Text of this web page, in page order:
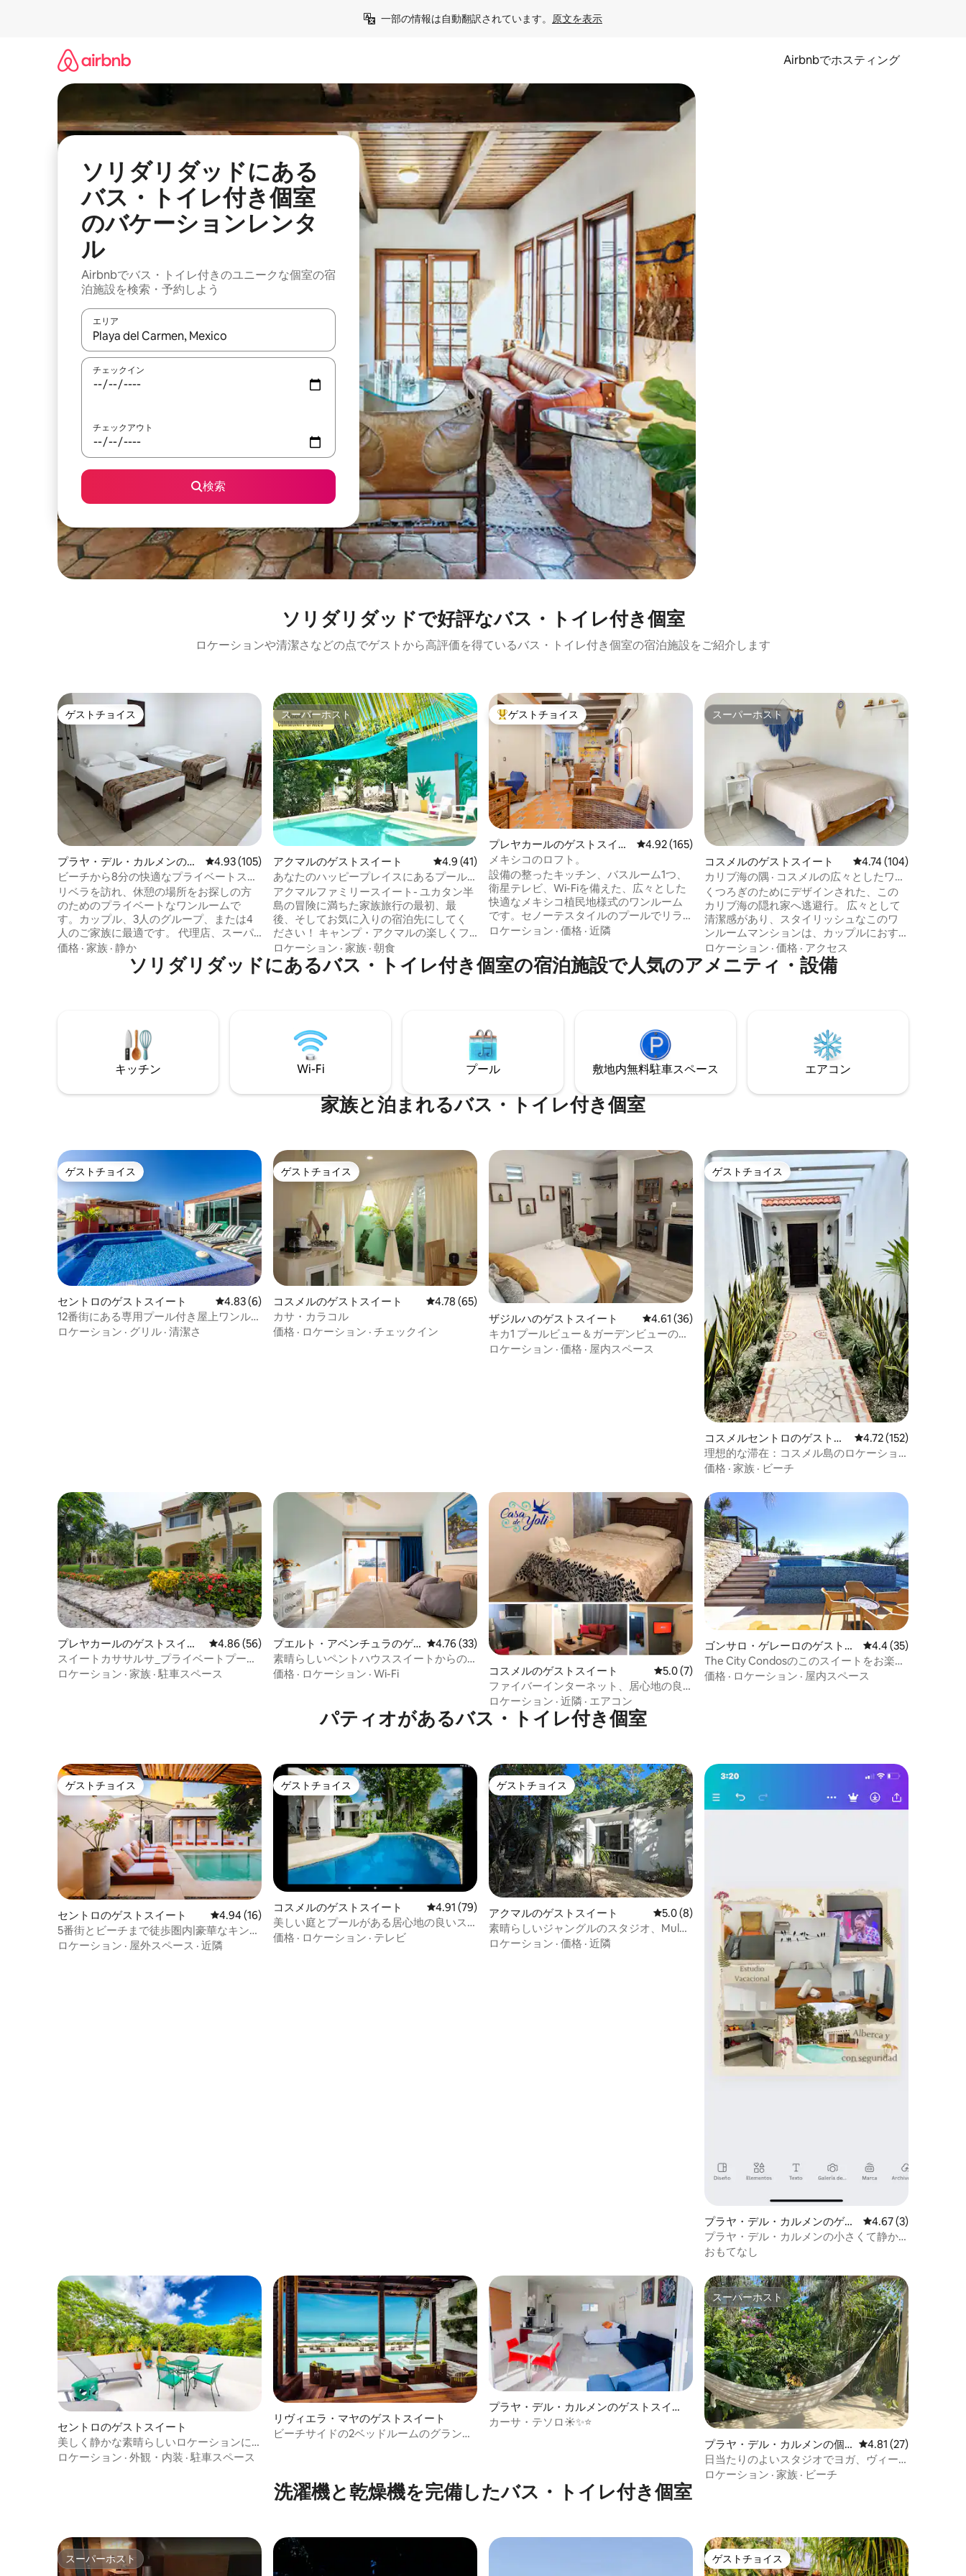
一部の情報は自動翻訳されています。 原文を表示
Airbnbでホスティング
ソリダリダッドにある
バス・トイレ付き個室
のバケーションレンタ
ル
Airbnbでバス・トイレ付きのユニークな個室の宿
泊施設を検索・予約しよう
エリア
検索結果が表示されたら、上下の矢印キーを使って移動するか、画面をタッチまたはスワイプして検索結果を確認することができます。
チェックイン
チェックアウト
検索
ソリダリダッドで好評なバス・トイレ付き個室
ロケーションや清潔さなどの点でゲストから高評価を得ているバス・トイレ付き個室の宿泊施設をご紹介します
ゲストチョイス
ゲストチョイス
プラヤ・デル・カルメンのゲ
ストスイート
レビュー105件、5つ星中4.93つ星の平均評価
4.93 (105)
ビーチから8分の快適なプライベートスタ
ジオET2
リベラを訪れ、休憩の場所をお探しの方
のためのプライベートなワンルームで
す。カップル、3人のグループ、または4
人のご家族に最適です。 代理店、スーパ
ーマーケット、ショップ、レストラン、
バー、カフェ、ビーチなどの近くの場所
まで徒歩で行くことができます。 - アベニ
スストア、400 m（5分） - 5番街、350メ
ートル（5分） - スーパーマーケット
「Chedraui Selecto」、800メートル（12
価格 · 家族 · 静か
スーパーホスト
スーパーホスト
アクマルのゲストスイート レビュー41件、5つ星中4.9つ星の平均評価
4.9 (41)
あなたのハッピープレイスにあるプール
サイドスイート！
アクマルファミリースイート- ユカタン半
島の冒険に満ちた家族旅行の最初、最
後、そしてお気に入りの宿泊先にしてく
ださい！ キャンプ・アクマルの楽しくフ
ァミリー向けのコミュニティにありま
す！ 専用のファイバーWI-FI接続、エアコ
ン完備、快適なベッド、2つのバスルー
クニックエリア ホストは敷地内に住んで
おり、ゲストのあらゆるニーズに対応し
ます。 隔週の清掃と最終清掃を行う清掃
スタッフ - 「やることリスト」はありませ
ロケーション · 家族 · 朝食
大好評のゲストチョイスです。
ゲストチョイス
プレヤカールのゲストスイー
ト
レビュー165件、5つ星中4.92つ星の平均評価
4.92 (165)
メキシコのロフト。
設備の整ったキッチン、バスルーム1つ、
衛星テレビ、Wi-Fiを備えた、広々とした
快適なメキシコ植民地様式のワンルーム
です。セノーテスタイルのプールでリラ
ックスしたり、パラパ、椅子、ラウンジ
ニスコートで遊んだり、わずか1分の場所
にあるプライベートビーチにアクセスし
ね備えています。
ロケーション · 価格 · 近隣
スーパーホスト
スーパーホスト
コスメルのゲストスイート レビュー104件、5つ
4.74 (104)
カリブ海の隅 · コスメルの広々としたワン
ルームマンション
くつろぎのためにデザインされた、この
カリブ海の隠れ家へ逃避行。 広々として
清潔感があり、スタイリッシュなこのワ
ンルームマンションは、カップルにおす
すめです。空港からわずか5分、マレコン
から10分の距離にあります。 設備の整っ
たキッチン、エアコン、Wi-Fi、専用バス
時間をお過ごしいただけます。
ロケーション · 価格 · アクセス
ソリダリダッドにあるバス・トイレ付き個室の宿泊施設で人気のアメニティ・設備
キッチン Wi-Fi プール 敷地内無料駐⁠車ス⁠ペ⁠ー⁠ス エアコン
家族と泊まれるバス・トイレ付き個室
ゲストチョイス
ゲストチョイス
セントロのゲストスイート レビュー6件、5つ星中4.83つ星の平均評価
4.83 (6)
12番街にある専用プール付き屋上ワンルー
ム。
ロケーション · グリル · 清潔さ
ゲストチョイス
ゲストチョイス
コスメルのゲストスイート レビュー65件、5つ星中4.78つ星の平均評価
4.78 (65)
カサ・カラコル
価格 · ロケーション · チェックイン
ザジルハのゲストスイート レビュー36件、5つ星中4.61つ星の平均評価
4.61 (36)
キカ1 プールビュー＆ガーデンビューの快
適なワンルーム
ロケーション · 価格 · 屋内スペース
ゲストチョイス
ゲストチョイス
コスメルセントロのゲストス
イート
レビュー152件、5つ
4.72 (152)
理想的な滞在：コスメル島のロケーショ
ンと快適さ
価格 · 家族 · ビーチ
プレヤカールのゲストスイー
ト
レビュー56件、5つ星中4.86つ星の平均評価
4.86 (56)
スイートカササルサ_プライベートプール
とビーチ3分
ロケーション · 家族 ·駐車スペース
プエルト・アベンチュラのゲ
ストスイート
レビュー33件、5つ星中4.76つ星の平均評価
4.76 (33)
素晴らしいペントハウススイートからの
オーシャンビュー
価格 · ロケーション · Wi-Fi コスメルのゲストスイート レビュー7件、5つ星中5.0つ星の平均評価
5.0 (7)
ファイバーインターネット、居心地の良
いアパート、地元の近隣
ロケーション · 近隣 · エアコン
ゴンサロ・ゲレーロのゲストス
イート
レビュー35件、5つ
4.4 (35)
The City Condosのこのスイートをお楽し
みください。
価格 · ロケーション · 屋内スペース
パティオがあるバス・トイレ付き個室
ゲストチョイス
ゲストチョイス
セントロのゲストスイート レビュー16件、5つ星中4.94つ星の平均評価
4.94 (16)
5番街とビーチまで徒歩圏内|豪華なキング
テラス
ロケーション · 屋外スペース · 近隣
ゲストチョイス
ゲストチョイス
コスメルのゲストスイート レビュー79件、5つ星中4.91つ星の平均評価
4.91 (79)
美しい庭とプールがある居心地の良いス
イート
価格 · ロケーション · テレビ
ゲストチョイス
ゲストチョイス
アクマルのゲストスイート レビュー8件、5つ星中5.0つ星の平均評価
5.0 (8)
素晴らしいジャングルのスタジオ、Muluk
Kin、25mプライベートプール
ロケーション · 価格 · 近隣
プラヤ・デル・カルメンのゲス
トスイート
レビュー3件、5つ星
4.67 (3)
プラヤ・デル・カルメンの小さくて静か
なスタジオ、Wi-Fi
おもてなし
セントロのゲストスイート
美しく静かな素晴らしいロケーションに
ある2ベッド2バスルームのアパート
ロケーション · 外観・内装 ·駐車スペース
リヴィエラ・マヤのゲストスイート
ビーチサイドの2ベッドルームのグランド
プラヤ・デル・カルメンのゲストスイー
ト
カーサ・テソロ☀️✨⭐️
スーパーホスト
スーパーホスト
プラヤ・デル・カルメンの個
室
レビュー27件、5つ
4.81 (27)
日当たりのよいスタジオでヨガ、ヴィー
ガン料理、サイクリング、ビーチを楽し
ロケーション · 家族 · ビーチ
洗濯機と乾燥機を完備したバス・トイレ付き個室
スーパーホスト
スーパーホスト ゲストチョイス
ゲストチョイス